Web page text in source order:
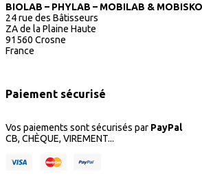
BIOLAB – PHYLAB – MOBILAB &
24 rue des Bâtisseurs
ZA de la Plaine Haute
91560 Crosne
France
Paiement sécurisé
Vos paiements sont sécurisés par PayPal
CB, CHÈQUE, VIREMENT...